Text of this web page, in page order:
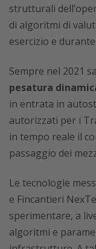
strutturali
di algoritmi di
esercizio e
Sempre nel 2021
pesatura
in entrata in
autorizzati per i
in tempo reale il
passaggio dei
Le tecnologie
e Fincantieri
sperimentare, a
algoritmi e